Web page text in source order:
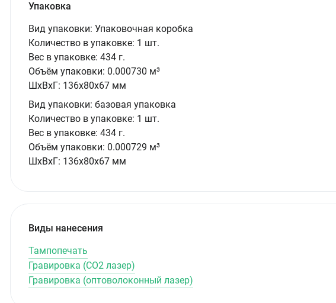
Упаковка
Вид упаковки: Упаковочная коробка
Количество в упаковке: 1 шт.
Вес в упаковке: 434 г.
Объём упаковки: 0.000730 м³
ШxВxГ: 136x80x67 мм
Вид упаковки: базовая упаковка
Количество в упаковке: 1 шт.
Вес в упаковке: 434 г.
Объём упаковки: 0.000729 м³
ШxВxГ: 136x80x67 мм
Виды нанесения
Тампопечать
Гравировка (CO2 лазер)
Гравировка (оптоволоконный лазер)